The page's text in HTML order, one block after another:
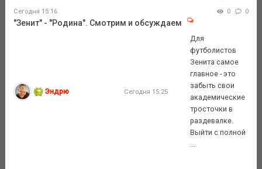
Сегодня 15:16 0 0
"Зенит" - "Родина". Смотрим и обсуждаем
Эндрю Сегодня 15:25
Для
футболистов
Зенита самое
главное - это
забыть свои
академические
тросточки в
раздевалке.
Выйти с полной